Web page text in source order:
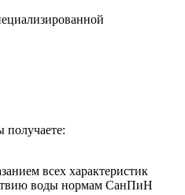
получаете:
всех характеристик
воды нормам СанПиН